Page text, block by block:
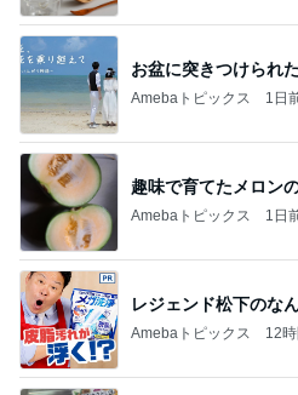
お盆に突きつけられ
Amebaトピックス 1日
趣味で育てたメロン
Amebaトピックス 1日
レジェンド松下のな
Amebaトピックス 12